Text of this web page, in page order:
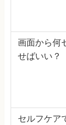
画面から何
せばいい？
セルフケア